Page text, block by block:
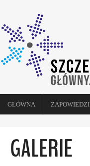
GŁÓWNA ZAPOWIEDZI
GALERIE